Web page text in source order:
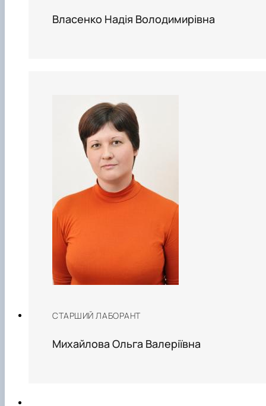
Власенко Надія Володимирівна
СТАРШИЙ ЛАБОРАНТ
Михайлова Ольга Валеріївна